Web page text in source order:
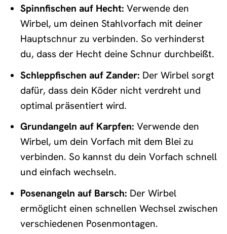
Spinnfischen auf Hecht: Verwende den
Wirbel, um deinen Stahlvorfach mit deiner
Hauptschnur zu verbinden. So verhinderst
du, dass der Hecht deine Schnur durchbeißt.
Schleppfischen auf Zander: Der Wirbel sorgt
dafür, dass dein Köder nicht verdreht und
optimal präsentiert wird.
Grundangeln auf Karpfen: Verwende den
Wirbel, um dein Vorfach mit dem Blei zu
verbinden. So kannst du dein Vorfach schnell
und einfach wechseln.
Posenangeln auf Barsch: Der Wirbel
ermöglicht einen schnellen Wechsel zwischen
verschiedenen Posenmontagen.